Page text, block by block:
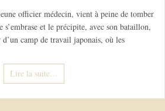
officier médecin, vient à peine de tomber
et le précipite, avec son bataillon,
camp de travail japonais, où les
Lire la suite…